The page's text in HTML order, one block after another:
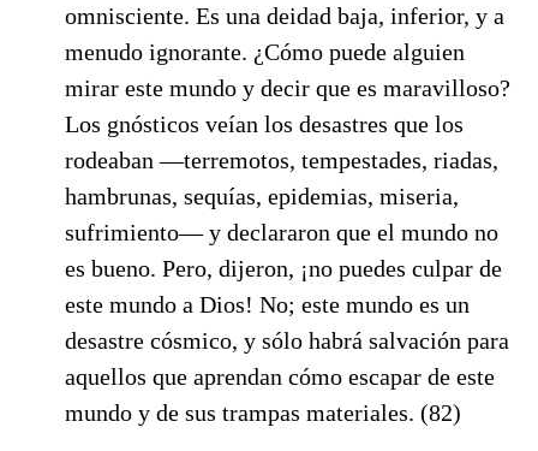
omnisciente. Es una deidad baja, inferior, y a
menudo ignorante. ¿Cómo puede alguien
mirar este mundo y decir que es maravilloso?
Los gnósticos veían los desastres que los
rodeaban —terremotos, tempestades, riadas,
hambrunas, sequías, epidemias, miseria,
sufrimiento— y declararon que el mundo no
es bueno. Pero, dijeron, ¡no puedes culpar de
este mundo a Dios! No; este mundo es un
desastre cósmico, y sólo habrá salvación para
aquellos que aprendan cómo escapar de este
mundo y de sus trampas materiales. (82)